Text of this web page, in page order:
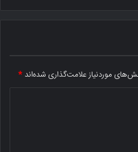
موردنیاز علامت‌گذاری شده‌اند*